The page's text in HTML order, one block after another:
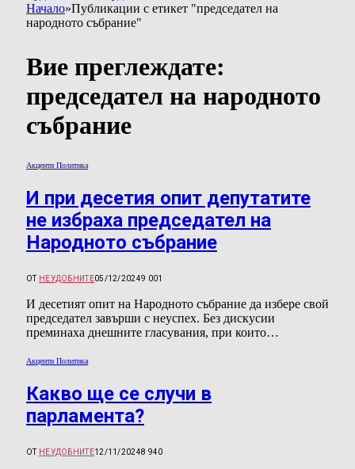
Начало»Публикации с етикет "председател на
народното събрание"
Вие преглеждате:
председател на народното
събрание
Акценти Политика
И при десетия опит депутатите
не избраха председател на
Народното събрание
ОТ НЕУДОБНИТЕ05/12/20249 001
И десетият опит на Народното събрание да избере свой
председател завърши с неуспех. Без дискусии
преминаха днешните гласувания, при които…
Акценти Политика
Какво ще се случи в
парламента?
ОТ НЕУДОБНИТЕ12/11/20248 940